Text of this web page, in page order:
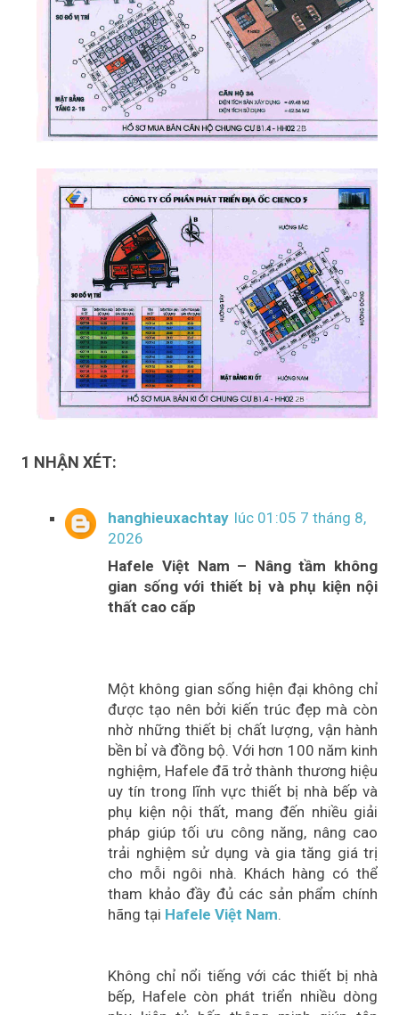
1 NHẬN XÉT:
hanghieuxachtay lúc 01:05 7 tháng 8,
2026
Hafele Việt Nam – Nâng tầm không
gian sống với thiết bị và phụ kiện nội
thất cao cấp
Một không gian sống hiện đại không chỉ
được tạo nên bởi kiến trúc đẹp mà còn
nhờ những thiết bị chất lượng, vận hành
bền bỉ và đồng bộ. Với hơn 100 năm kinh
nghiệm, Hafele đã trở thành thương hiệu
uy tín trong lĩnh vực thiết bị nhà bếp và
phụ kiện nội thất, mang đến nhiều giải
pháp giúp tối ưu công năng, nâng cao
trải nghiệm sử dụng và gia tăng giá trị
cho mỗi ngôi nhà. Khách hàng có thể
tham khảo đầy đủ các sản phẩm chính
hãng tại Hafele Việt Nam.
Không chỉ nổi tiếng với các thiết bị nhà
bếp, Hafele còn phát triển nhiều dòng